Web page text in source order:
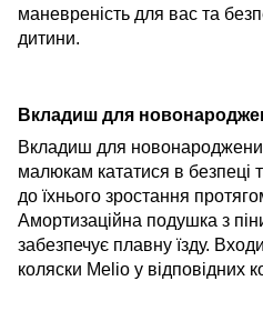
маневреність для вас та
дитини.
Вкладиш для
Вкладиш для
малюкам кататися в безпеці
до їхнього зростання
Амортизаційна подушка з
забезпечує плавну їзду.
коляски Melio у відповідних